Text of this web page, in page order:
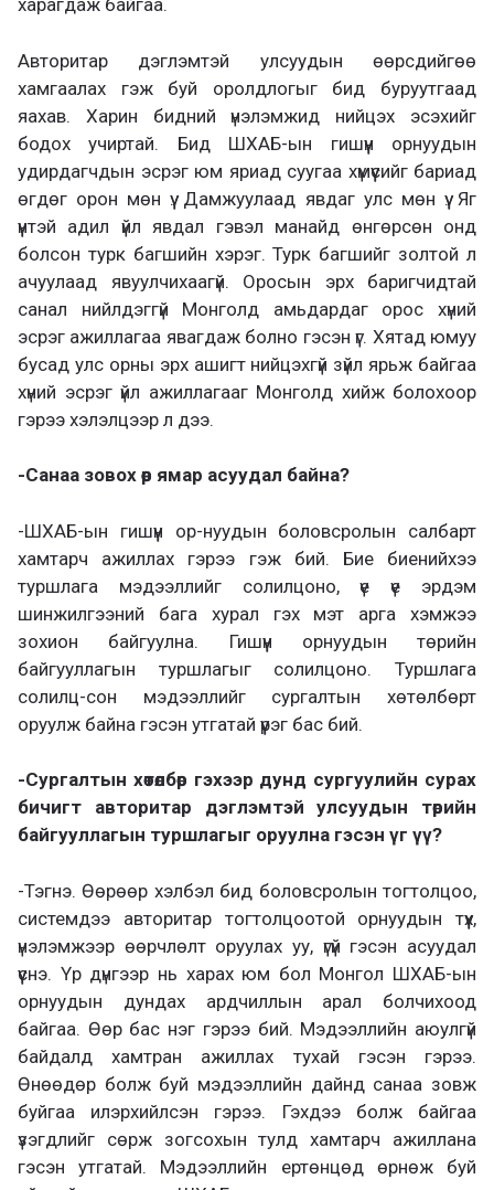
харагдаж байгаа.
Авторитар дэглэмтэй улсуудын өөрсдийгөө
хамгаалах гэж буй оролдлогыг бид буруутгаад
яахав. Харин бидний үнэлэмжид нийцэх эсэхийг
бодох учиртай. Бид ШХАБ-ын гишүүн орнуудын
удирдагчдын эсрэг юм яриад суугаа хүмүүсийг бариад
өгдөг орон мөн үү. Дамжуулаад явдаг улс мөн үү. Яг
үүнтэй адил үйл явдал гэвэл манайд өнгөрсөн онд
болсон турк багшийн хэрэг. Турк багшийг золтой л
ачуулаад явуулчихаагүй. Оросын эрх баригчидтай
санал нийлдэггүй Монголд амьдардаг орос хүний
эсрэг ажиллагаа явагдаж болно гэсэн үг. Хятад юмуу
бусад улс орны эрх ашигт нийцэхгүй зүйл ярьж байгаа
хүний эсрэг үйл ажиллагааг Монголд хийж болохоор
гэрээ хэлэлцээр л дээ.
-Санаа зовох өөр ямар асуудал байна?
-ШХАБ-ын гишүүн ор-нуудын боловсролын салбарт
хамтарч ажиллах гэрээ гэж бий. Бие биенийхээ
туршлага мэдээллийг солилцоно, үе үе эрдэм
шинжилгээний бага хурал гэх мэт арга хэмжээ
зохион байгуулна. Гишүүн орнуудын төрийн
байгууллагын туршлагыг солилцоно. Туршлага
солилц-сон мэдээллийг сургалтын хөтөлбөрт
оруулж байна гэсэн утгатай үүрэг бас бий.
-Сургалтын хөтөлбөр гэхээр дунд сургуулийн сурах
бичигт авторитар дэглэмтэй улсуудын төрийн
байгууллагын туршлагыг оруулна гэсэн үг үү?
-Тэгнэ. Өөрөөр хэлбэл бид боловсролын тогтолцоо,
системдээ авторитар тогтолцоотой орнуудын түүх,
үнэлэмжээр өөрчлөлт оруулах уу, үгүй гэсэн асуудал
үүснэ. Үр дүнгээр нь харах юм бол Монгол ШХАБ-ын
орнуудын дундах ардчиллын арал болчихоод
байгаа. Өөр бас нэг гэрээ бий. Мэдээллийн аюулгүй
байдалд хамтран ажиллах тухай гэсэн гэрээ.
Өнөөдөр болж буй мэдээллийн дайнд санаа зовж
буйгаа илэрхийлсэн гэрээ. Гэхдээ болж байгаа
үзэгдлийг сөрж зогсохын тулд хамтарч ажиллана
гэсэн утгатай. Мэдээллийн ертөнцөд өрнөж буй